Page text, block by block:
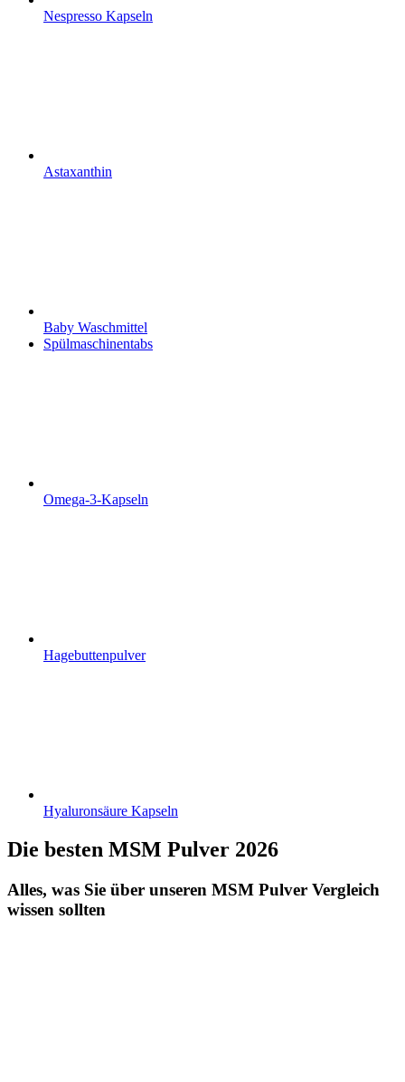
Nespresso Kapseln
Astaxanthin
Baby Waschmittel
Spülmaschinentabs
Omega-3-Kapseln
Hagebuttenpulver
Hyaluronsäure Kapseln
Die besten MSM Pulver 2026
Alles, was Sie über unseren MSM Pulver Vergleich
wissen sollten